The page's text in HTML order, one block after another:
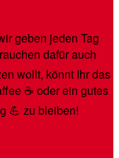
geben jeden Tag
dafür auch
wollt, könnt Ihr das
☕️ oder ein gutes
💪 zu bleiben!